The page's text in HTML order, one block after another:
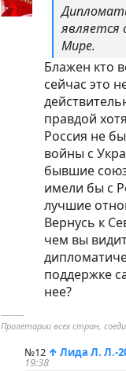
является
Мире.
Блажен кто
сейчас это
правдой
Россия не
войны с
бывшие
имели бы с
лучшие
Вернусь к
чем вы
поддержке
нее?
----------
Пролетарии всех стран,
№12 ↑ Лида Л. Л.-
19:38